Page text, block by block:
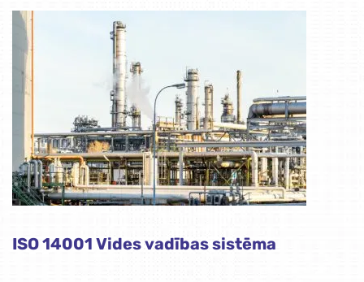
ISO 14001 Vides vadības sistēma